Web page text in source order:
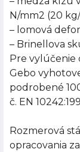
N/mm2 (20
– lomová
– Brinellova
Pre vylúčenie
Gebo
podrobené
č. EN
Rozmerová
opracovania